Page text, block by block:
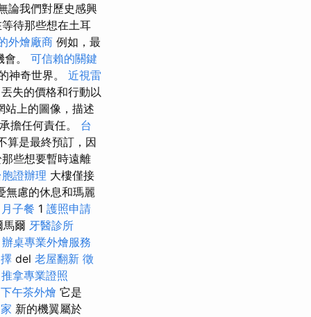
論我們對歷史感興
待那些想在土耳
外燴廠商 例如，最
。 可信賴的關鍵
神奇世界。 近視雷
失的價格和行動以
站上的圖像，描述
擔任何責任。 台
算是最終預訂，因
些想要暫時遠離
胞證辦理 大樓僅接
無慮的休息和瑪麗
月子餐 1 護照申請
馬爾 牙醫診所
辦桌專業外燴服務
del 老屋翻新 徵
推拿專業證照
下午茶外燴 它是
新的機翼屬於